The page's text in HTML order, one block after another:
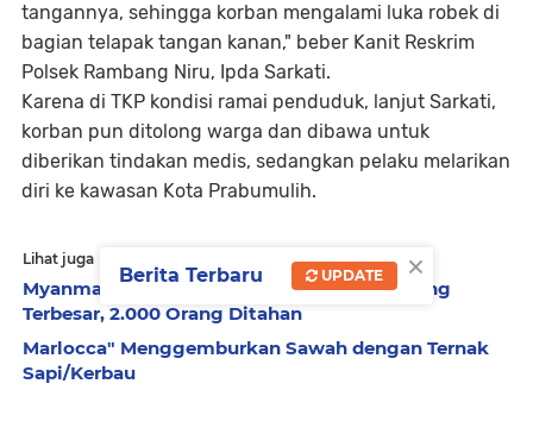
tangannya, sehingga korban mengalami luka robek di
bagian telapak tangan kanan," beber Kanit Reskrim
Polsek Rambang Niru, Ipda Sarkati.
Karena di TKP kondisi ramai penduduk, lanjut Sarkati,
korban pun ditolong warga dan dibawa untuk
diberikan tindakan medis, sedangkan pelaku melarikan
diri ke kawasan Kota Prabumulih.
Lihat juga
Myanmar Gerebek Kompleks Penipuan Daring
Terbesar, 2.000 Orang Ditahan
Marlocca" Menggemburkan Sawah dengan Ternak
Sapi/Kerbau
×
Berita Terbaru UPDATE